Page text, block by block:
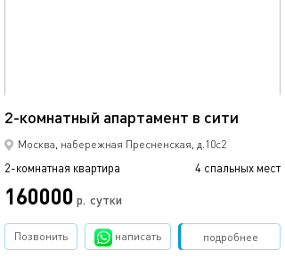
2-комнатный апартамент в сити
Москва, набережная Пресненская, д.10с2
2-комнатная квартира 4 спальных мест
160000 р. сутки
подробнее
Позвонить написать Забронировать